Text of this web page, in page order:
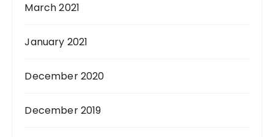
March 2021
January 2021
December 2020
December 2019